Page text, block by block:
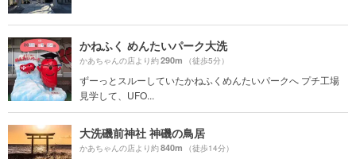
かねふく めんたいパーク大洗
かあちゃんの店より約290m （徒歩5分）
ずーっとスルーしていたかねふくめんたいパークへ プチ工場
見学して、UFO...
大洗磯前神社 神磯の鳥居
かあちゃんの店より約840m （徒歩14分）